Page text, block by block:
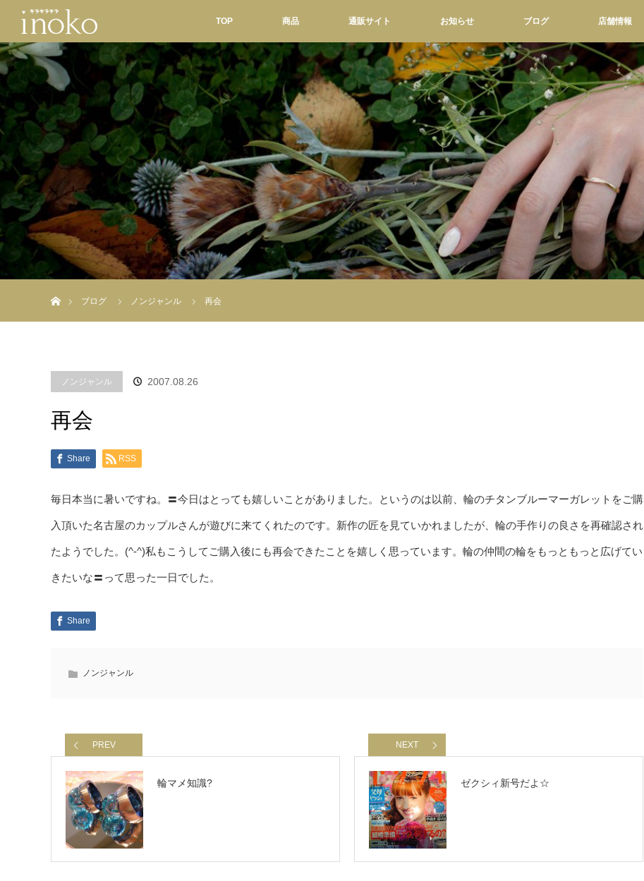
TOP 商品 通販サイト お知らせ ブログ 店舗情報
ブログ
ノンジャンル 再会
ノンジャンル 2007.08.26
再会
Share RSS
毎日本当に暑いですね。〓今日はとっても嬉しいことがありました。というのは以前、輪のチタンブルーマーガレットをご購
入頂いた名古屋のカップルさんが遊びに来てくれたのです。新作の匠を見ていかれましたが、輪の手作りの良さを再確認され
たようでした。(^-^)私もこうしてご購入後にも再会できたことを嬉しく思っています。輪の仲間の輪をもっともっと広げてい
きたいな〓って思った一日でした。
Share
ノンジャンル
PREV
輪マメ知識?
NEXT
ゼクシィ新号だよ☆